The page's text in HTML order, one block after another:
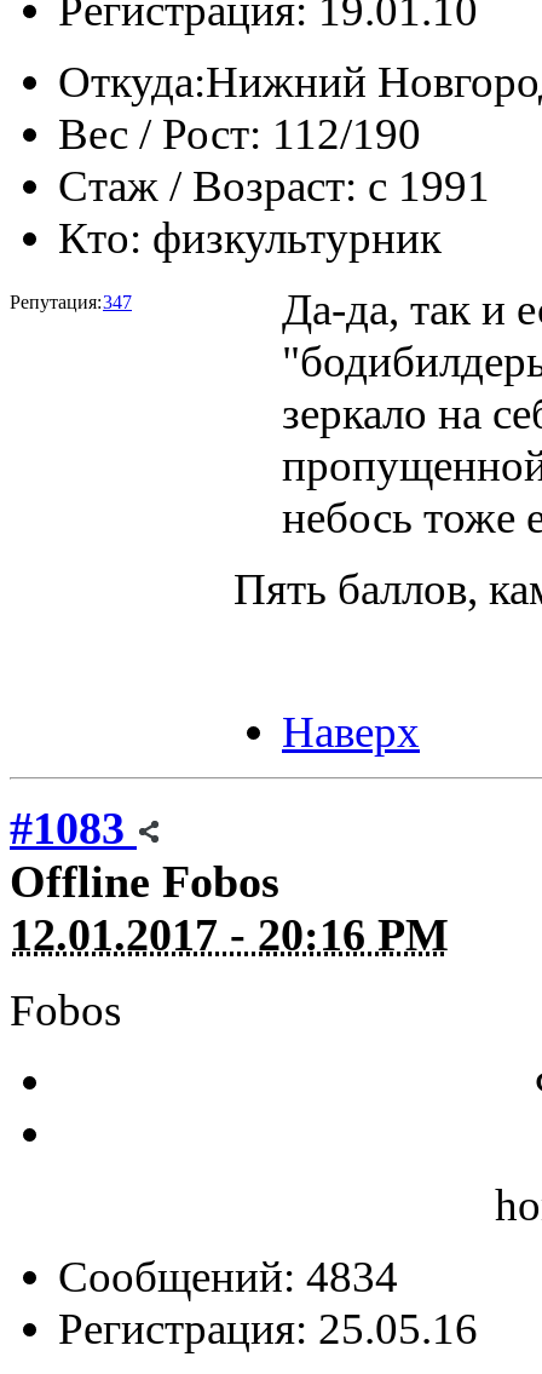
Регистрация: 19.01.10
Откуда:Нижний
Вес / Рост: 112/190
Стаж / Возраст: с 1991
Кто: физкультурник
Репутация:347
Да-да, так и
зеркало на
небось тоже
Пять баллов,
Наверх
#1083
Offline Fobos
12.01.2017 - 20:16 PM
Fobos
Сообщений: 4834
Регистрация: 25.05.16